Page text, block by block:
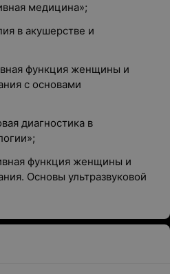
медицина»;
в акушерстве и
функция женщины и
с основами
диагностика в
функция женщины и
Основы ультразвуковой